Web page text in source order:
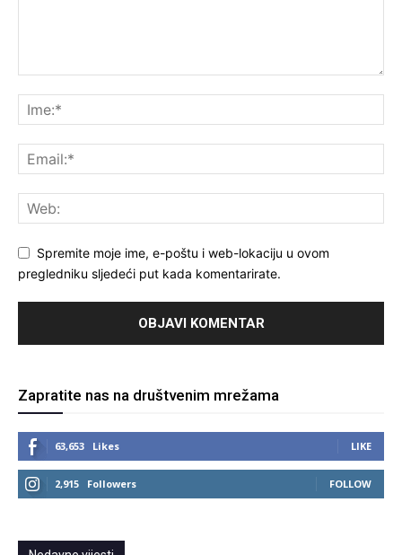
Spremite moje ime, e-poštu i web-lokaciju u ovom
pregledniku sljedeći put kada komentarirate.
Zapratite nas na društvenim mrežama
63,653 Likes LIKE
2,915 Followers FOLLOW